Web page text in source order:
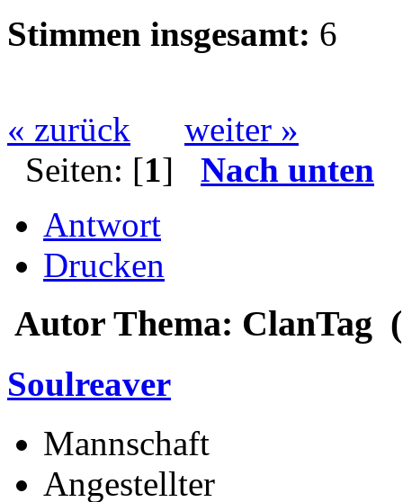
Stimmen insgesamt: 6
« zurück
weiter »
Seiten: [1] Nach unten
Antwort
Drucken
Autor Thema: ClanTag
Soulreaver
Mannschaft
Angestellter